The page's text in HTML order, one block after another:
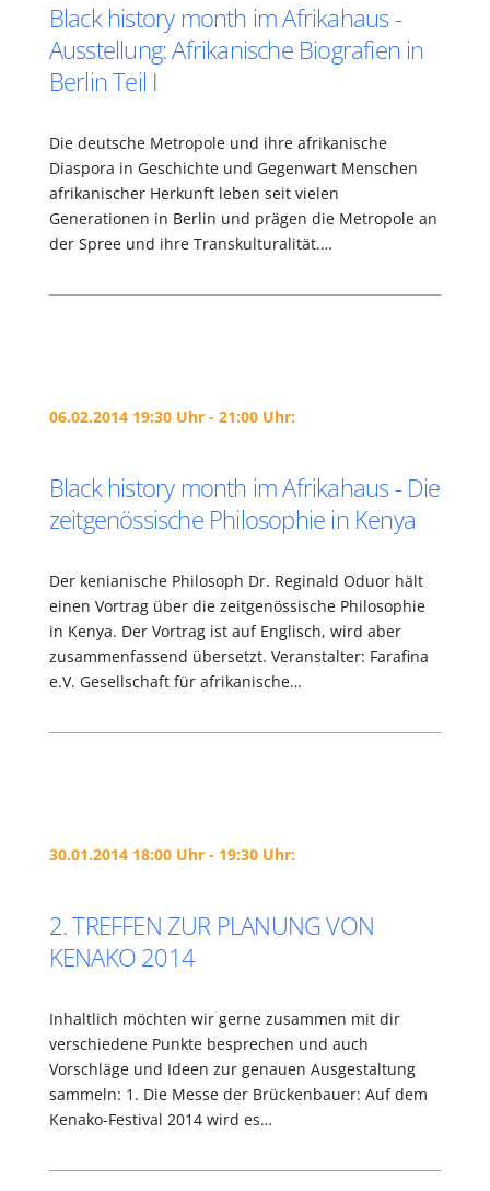
Black history month im Afrikahaus -
Ausstellung: Afrikanische Biografien in
Berlin Teil I
Die deutsche Metropole und ihre afrikanische
Diaspora in Geschichte und Gegenwart Menschen
afrikanischer Herkunft leben seit vielen
Generationen in Berlin und prägen die Metropole an
der Spree und ihre Transkulturalität.…
06.02.2014 19:30 Uhr - 21:00 Uhr:
Black history month im Afrikahaus - Die
zeitgenössische Philosophie in Kenya
Der kenianische Philosoph Dr. Reginald Oduor hält
einen Vortrag über die zeitgenössische Philosophie
in Kenya. Der Vortrag ist auf Englisch, wird aber
zusammenfassend übersetzt. Veranstalter: Farafina
e.V. Gesellschaft für afrikanische…
30.01.2014 18:00 Uhr - 19:30 Uhr:
2. TREFFEN ZUR PLANUNG VON
KENAKO 2014
Inhaltlich möchten wir gerne zusammen mit dir
verschiedene Punkte besprechen und auch
Vorschläge und Ideen zur genauen Ausgestaltung
sammeln: 1. Die Messe der Brückenbauer: Auf dem
Kenako-Festival 2014 wird es…